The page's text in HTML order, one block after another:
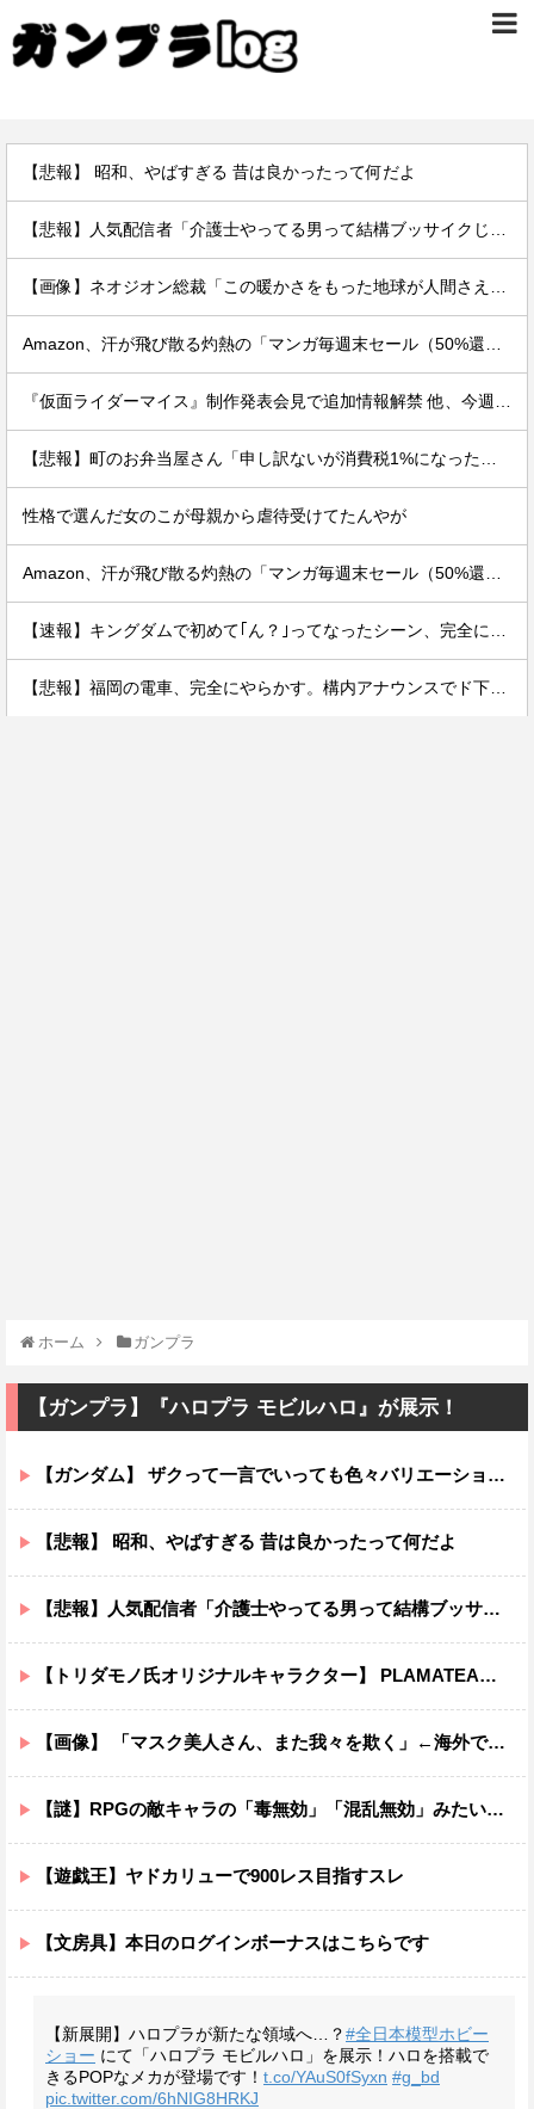
【悲報】 昭和、やばすぎる 昔は良かったって何だよ
性格で選んだ女のこが母親から虐待受けてたんやが
ホーム ガンプラ
【ガンプラ】『ハロプラ モビルハロ』が展示！
【ガンダム】 ザクって一言でいっても色々バリエーションがあるよね
【悲報】 昭和、やばすぎる 昔は良かったって何だよ
【悲報】人気配信者「介護士やってる男って結構ブッサイクじゃね」
【トリダモノ氏オリジナルキャラクター】 PLAMATEA「MXちゃん」プラモデル【明日予約開始】
【画像】 「マスク美人さん、また我々を欺く」←海外でも流行りだした結果がこちらw w w w w w w
【謎】RPGの敵キャラの「毒無効」「混乱無効」みたいなのって冷静に考えるとおかしいよな
【遊戯王】ヤドカリューで900レス目指すスレ
【文房具】本日のログインボーナスはこちらです
【新展開】ハロプラが新たな領域へ…？#全日本模型ホビー
ショー にて「ハロプラ モビルハロ」を展示！ハロを搭載で
きるPOPなメカが登場です！ t.co/YAuS0fSyxn #g_bd
pic.twitter.com/6hNIG8HRKJ